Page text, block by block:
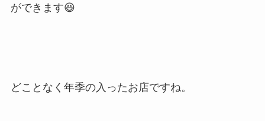
ができます😆
どことなく年季の入ったお店ですね。